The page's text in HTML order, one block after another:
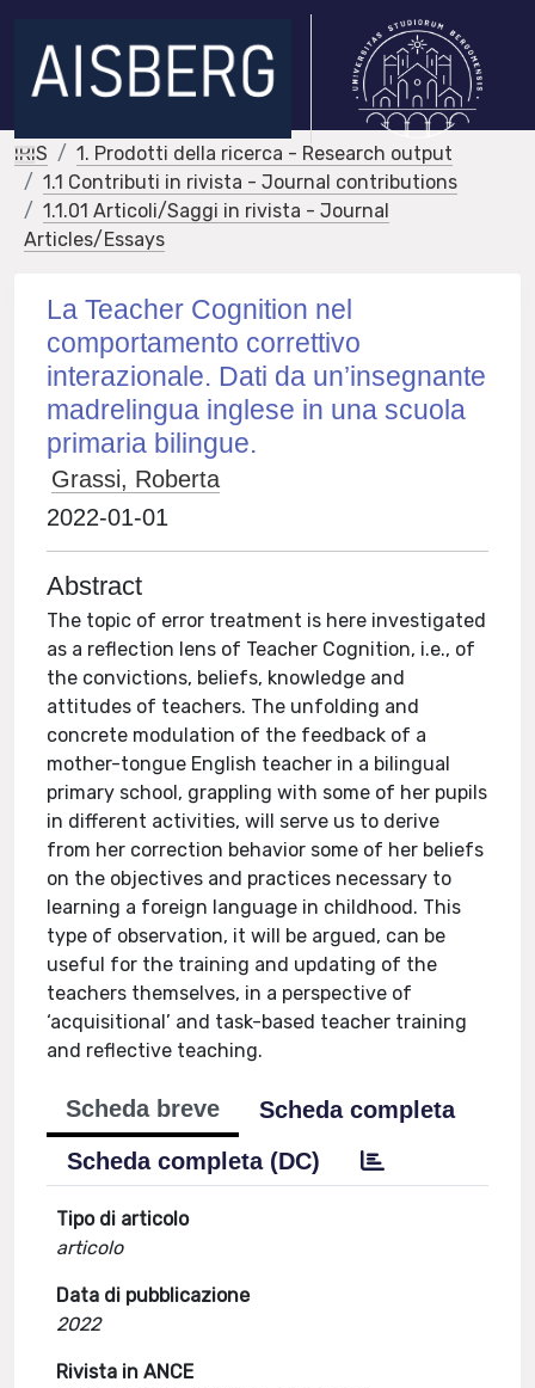
IRIS
1. Prodotti della ricerca - Research output
1.1 Contributi in rivista - Journal contributions
1.1.01 Articoli/Saggi in rivista - Journal
Articles/Essays
La Teacher Cognition nel
comportamento correttivo
interazionale. Dati da un’insegnante
madrelingua inglese in una scuola
primaria bilingue.
Grassi, Roberta
2022-01-01
Abstract
The topic of error treatment is here investigated
as a reflection lens of Teacher Cognition, i.e., of
the convictions, beliefs, knowledge and
attitudes of teachers. The unfolding and
concrete modulation of the feedback of a
mother-tongue English teacher in a bilingual
primary school, grappling with some of her pupils
in different activities, will serve us to derive
from her correction behavior some of her beliefs
on the objectives and practices necessary to
learning a foreign language in childhood. This
type of observation, it will be argued, can be
useful for the training and updating of the
teachers themselves, in a perspective of
‘acquisitional’ and task-based teacher training
and reflective teaching.
Scheda breve
Scheda completa
Scheda completa (DC)
Tipo di articolo
articolo
Data di pubblicazione
2022
Rivista in ANCE